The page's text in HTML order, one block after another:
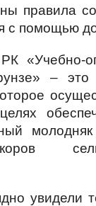
правила
с помощью
«Учебно-
– это
увидели